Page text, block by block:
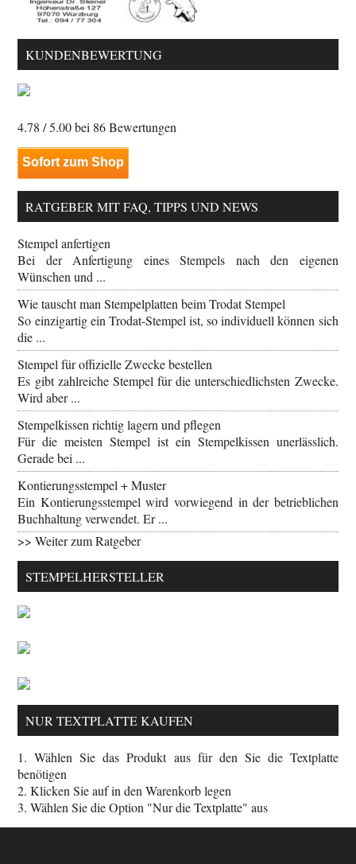
KUNDENBEWERTUNG
4.78 / 5.00 bei 86Bewertungen
Sofort zum Shop
RATGEBER MIT FAQ, TIPPS UND NEWS
Stempel anfertigen
Bei der Anfertigung eines Stempels nach den eigenen
Wünschen und ...
Wie tauscht man Stempelplatten beim Trodat Stempel
So einzigartig ein Trodat-Stempel ist, so individuell können sich
die ...
Stempel für offizielle Zwecke bestellen
Es gibt zahlreiche Stempel für die unterschiedlichsten Zwecke.
Wird aber ...
Stempelkissen richtig lagern und pflegen
Für die meisten Stempel ist ein Stempelkissen unerlässlich.
Gerade bei ...
Kontierungsstempel + Muster
Ein Kontierungsstempel wird vorwiegend in der betrieblichen
Buchhaltung verwendet. Er ...
>> Weiter zum Ratgeber
STEMPELHERSTELLER
NUR TEXTPLATTE KAUFEN
1. Wählen Sie das Produkt aus für den Sie die Textplatte
benötigen
2. Klicken Sie auf in den Warenkorb legen
3. Wählen Sie die Option "Nur die Textplatte" aus